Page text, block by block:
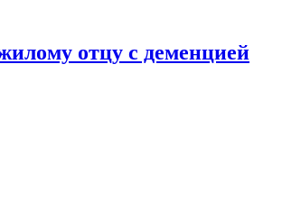
отцу с деменцией